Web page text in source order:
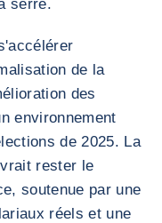
serré.
de la
des
environnement
de 2025. La
rester le
soutenue par une
réels et une